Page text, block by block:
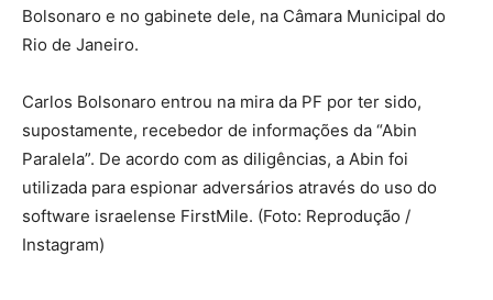
Bolsonaro e no gabinete dele, na Câmara Municipal do
Rio de Janeiro.
Carlos Bolsonaro entrou na mira da PF por ter sido,
supostamente, recebedor de informações da “Abin
Paralela”. De acordo com as diligências, a Abin foi
utilizada para espionar adversários através do uso do
software israelense FirstMile. (Foto: Reprodução /
Instagram)